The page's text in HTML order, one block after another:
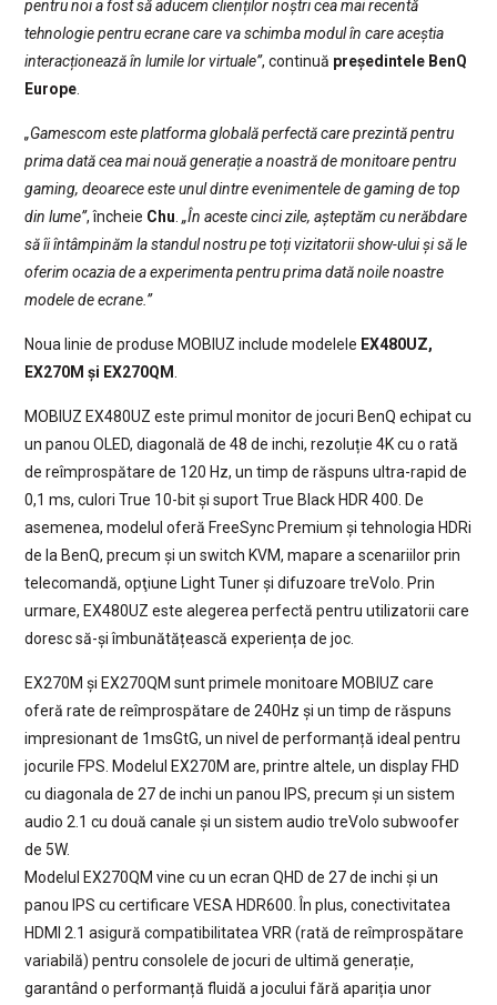
pentru noi a fost să aducem clienților noștri cea mai recentă
tehnologie pentru ecrane care va schimba modul în care aceștia
interacționează în lumile lor virtuale”, continuă președintele BenQ
Europe.
„Gamescom este platforma globală perfectă care prezintă pentru
prima dată cea mai nouă generație a noastră de monitoare pentru
gaming, deoarece este unul dintre evenimentele de gaming de top
din lume”, încheie Chu „În aceste cinci zile, așteptăm cu nerăbdare
să îi întâmpinăm la standul nostru pe toți vizitatorii show-ului și să le
oferim ocazia de a experimenta pentru prima dată noile noastre
modele de ecrane.”
Noua linie de produse MOBIUZ include modelele EX480UZ,
EX270M și EX270QM
MOBIUZ EX480UZ este primul monitor de jocuri BenQ echipat cu
un panou OLED, diagonală de 48 de inchi, rezoluție 4K cu o rată
de reîmprospătare de 120 Hz, un timp de răspuns ultra-rapid de
0,1 ms, culori True 10-bit și suport True Black HDR 400. De
asemenea, modelul oferă FreeSync Premium și tehnologia HDRi
de la BenQ, precum și un switch KVM, mapare a scenariilor prin
telecomandă, opţiune Light Tuner și difuzoare treVolo. Prin
urmare, EX480UZ este alegerea perfectă pentru utilizatorii care
doresc să-și îmbunătățească experiența de joc.
EX270M și EX270QM sunt primele monitoare MOBIUZ care
oferă rate de reîmprospătare de 240Hz și un timp de răspuns
impresionant de 1msGtG, un nivel de performanță ideal pentru
jocurile FPS. Modelul EX270M are, printre altele, un display FHD
cu diagonala de 27 de inchi un panou IPS, precum și un sistem
audio 2.1 cu două canale și un sistem audio treVolo subwoofer
de 5W.
Modelul EX270QM vine cu un ecran QHD de 27 de inchi și un
panou IPS cu certificare VESA HDR600. În plus, conectivitatea
HDMI 2.1 asigură compatibilitatea VRR (rată de reîmprospătare
variabilă) pentru consolele de jocuri de ultimă generație,
garantând o performanță fluidă a jocului fără apariția unor